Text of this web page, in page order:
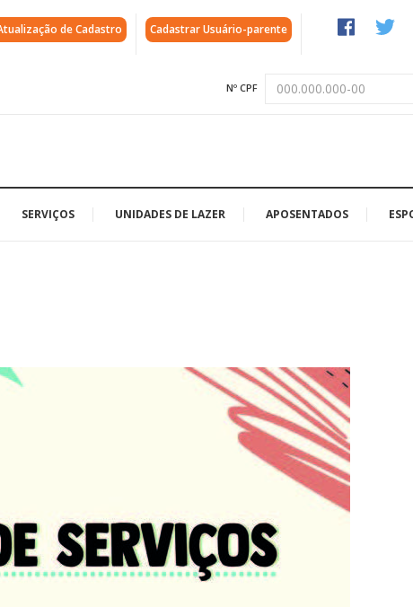
de Cadastro Cadastrar Usuário-parente
Nº CPF
SERVIÇOS UNIDADES DE LAZER APOSENTADOS
confira os treinos esportivos
oferecidos pela Apcef/SP
Alerta: